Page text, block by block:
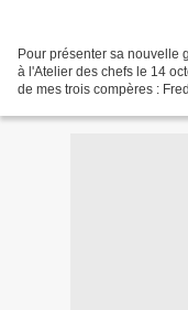
Pour présenter sa nouvelle
à l'Atelier des chefs le 14
de mes trois compères :